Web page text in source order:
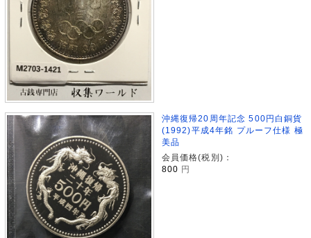
沖縄復帰20周年記念 500円白銅貨
(1992)平成4年銘 プルーフ仕様 極
美品
会員価格(税別)：
800 円